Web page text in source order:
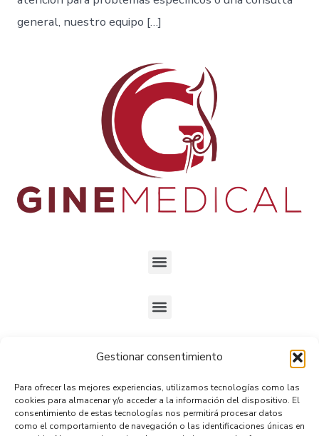
Gestionar consentimiento
Para ofrecer las mejores experiencias, utilizamos tecnologías como las
cookies para almacenar y/o acceder a la información del dispositivo. El
consentimiento de estas tecnologías nos permitirá procesar datos
como el comportamiento de navegación o las identificaciones únicas en
general, nuestro equipo […]
Gran Avenida José Miguel Carrera 5234,
Oficina 9, San Miguel.
Horario: